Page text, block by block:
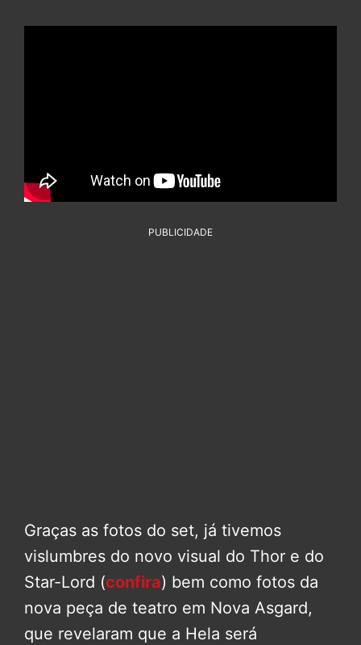
PUBLICIDADE
Graças as fotos do set, já tivemos
vislumbres do novo visual do Thor e do
Star-Lord (confira) bem como fotos da
nova peça de teatro em Nova Asgard,
que revelaram que a Hela será